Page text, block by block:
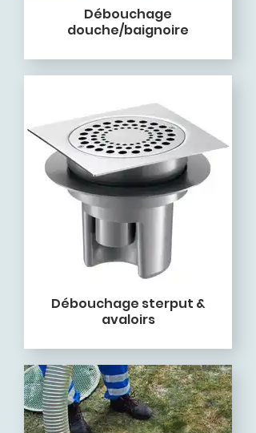
Débouchage
douche/baignoire
Débouchage sterput &
avaloirs